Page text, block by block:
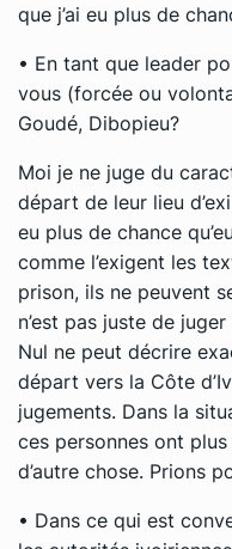
que j’ai eu plus de
• En tant que leader
vous (forcée ou
Goudé, Dibopieu?
Moi je ne juge du
départ de leur lieu
eu plus de chance
comme l’exigent les
prison, ils ne peuvent
n’est pas juste de
Nul ne peut décrire
départ vers la Côte
jugements. Dans la
ces personnes ont
d’autre chose. Prions
• Dans ce qui est